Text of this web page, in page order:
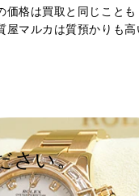
格は買取と同じことも
屋マルカは質預かりも高
さい。